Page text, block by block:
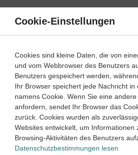
Direkt
Inhalt
Arbeitstechniken und
Klassenstufe:
4 5 6 7 8 9 10
Was sind Methoden und
Warum sollte man in Englisch
Cookie-Einstellungen
Cookies sind kleine Daten, die von
und vom Webbrowser des Benutzers
Benutzers gespeichert werden,
Ihr Browser speichert jede Nachricht in
namens Cookie. Wenn Sie eine
anfordern, sendet Ihr Browser das
zurück. Cookies wurden als
Websites entwickelt, um Informationen
Browsing-Aktivitäten des Benutzers
Datenschutzbestimmungen lesen